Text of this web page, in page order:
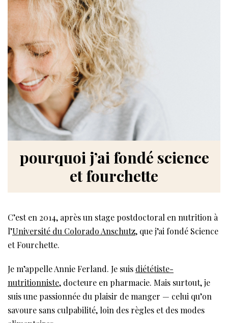
pourquoi j’ai fondé science
et fourchette
C’est en 2014, après un stage postdoctoral en nutrition à
l’Université du Colorado Anschutz, que j’ai fondé Science
et Fourchette.
Je m’appelle Annie Ferland. Je suis diététiste-
nutritionniste, docteure en pharmacie. Mais surtout, je
suis une passionnée du plaisir de manger — celui qu’on
savoure sans culpabilité, loin des règles et des modes